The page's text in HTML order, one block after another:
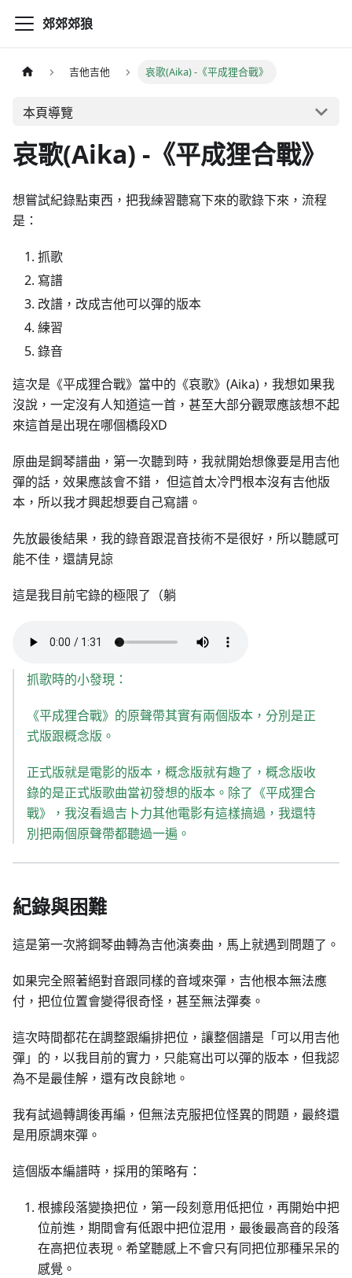
郊郊郊狼
吉他吉他 哀歌(Aika) -《平成狸合戰》
本頁導覽
哀歌(Aika) -《平成狸合戰》
想嘗試紀錄點東西，把我練習聽寫下來的歌錄下來，流程
是：
抓歌
寫譜
改譜，改成吉他可以彈的版本
練習
錄音
這次是《平成狸合戰》當中的《哀歌》(Aika)，我想如果我
沒說，一定沒有人知道這一首，甚至大部分觀眾應該想不起
來這首是出現在哪個橋段XD
原曲是鋼琴譜曲，第一次聽到時，我就開始想像要是用吉他
彈的話，效果應該會不錯， 但這首太冷門根本沒有吉他版
本，所以我才興起想要自己寫譜。
先放最後結果，我的錄音跟混音技術不是很好，所以聽感可
能不佳，還請見諒
這是我目前宅錄的極限了（躺
抓歌時的小發現：
《平成狸合戰》的原聲帶其實有兩個版本，分別是正
式版跟概念版。
正式版就是電影的版本，概念版就有趣了，概念版收
錄的是正式版歌曲當初發想的版本。除了《平成狸合
戰》，我沒看過吉卜力其他電影有這樣搞過，我還特
別把兩個原聲帶都聽過一遍。
紀錄與困難
這是第一次將鋼琴曲轉為吉他演奏曲，馬上就遇到問題了。
如果完全照著絕對音跟同樣的音域來彈，吉他根本無法應
付，把位位置會變得很奇怪，甚至無法彈奏。
這次時間都花在調整跟編排把位，讓整個譜是「可以用吉他
彈」的，以我目前的實力，只能寫出可以彈的版本，但我認
為不是最佳解，還有改良餘地。
我有試過轉調後再編，但無法克服把位怪異的問題，最終還
是用原調來彈。
這個版本編譜時，採用的策略有：
根據段落變換把位，第一段刻意用低把位，再開始中把
位前進，期間會有低跟中把位混用，最後最高音的段落
在高把位表現。希望聽感上不會只有同把位那種呆呆的
感覺。